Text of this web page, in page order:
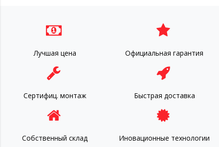
Лучшая цена Официальная гарантия
Сертифиц. монтаж Быстрая доставка
Собственный склад Иновационные технологии